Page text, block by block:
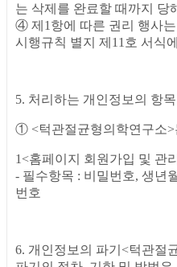
는 삭제를 완료할 때까지 당
④ 제1항에 따른 권리 행사
시행규칙 별지 제11호 서식
5. 처리하는 개인정보의 항
① <턱관절균형의학연구소>
1<홈페이지 회원가입 및 관
- 필수항목 : 비밀번호, 생년
번호
6. 개인정보의 파기<턱관절